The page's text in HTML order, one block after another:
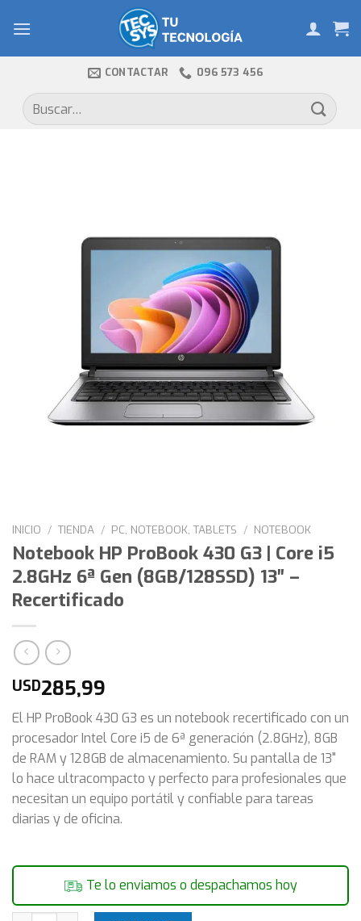
CONTACTAR 096 573 456
Buscar
por:
INICIO / TIENDA / PC, NOTEBOOK, TABLETS / NOTEBOOK
Notebook HP ProBook 430 G3 | Core i5
2.8GHz 6ª Gen (8GB/128SSD) 13″ –
Recertificado
USD285,99
El HP ProBook 430 G3 es un notebook recertificado con un
procesador Intel Core i5 de 6ª generación (2.8GHz), 8GB
de RAM y 128GB de almacenamiento. Su pantalla de 13"
lo hace ultracompacto y perfecto para profesionales que
necesitan un equipo portátil y confiable para tareas
diarias y de oficina.
Te lo enviamos o despachamos hoy